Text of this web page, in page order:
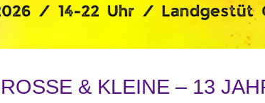
& KLEINE – 13